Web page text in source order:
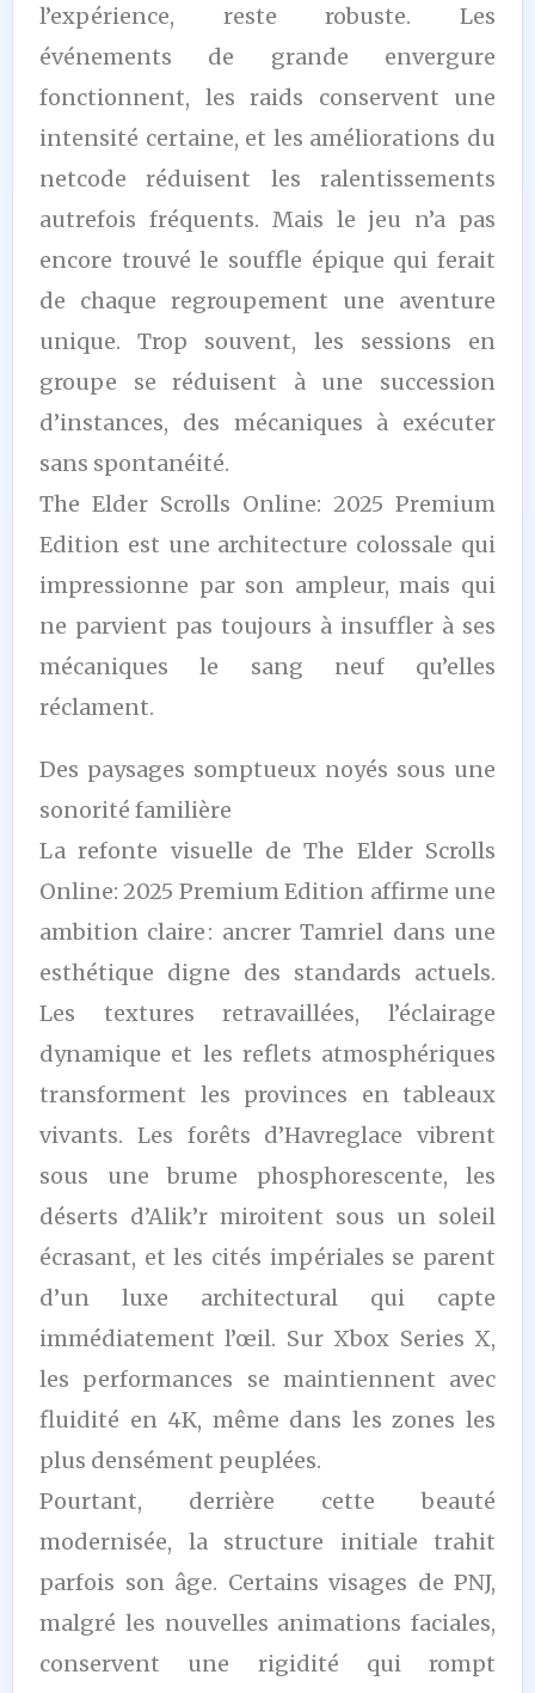
l’expérience, reste robuste. Les
événements de grande envergure
fonctionnent, les raids conservent une
intensité certaine, et les améliorations du
netcode réduisent les ralentissements
autrefois fréquents. Mais le jeu n’a pas
encore trouvé le souffle épique qui ferait
de chaque regroupement une aventure
unique. Trop souvent, les sessions en
groupe se réduisent à une succession
d’instances, des mécaniques à exécuter
sans spontanéité.
The Elder Scrolls Online: 2025 Premium
Edition est une architecture colossale qui
impressionne par son ampleur, mais qui
ne parvient pas toujours à insuffler à ses
mécaniques le sang neuf qu’elles
réclament.
Des paysages somptueux noyés sous une
sonorité familière
La refonte visuelle de The Elder Scrolls
Online: 2025 Premium Edition affirme une
ambition claire : ancrer Tamriel dans une
esthétique digne des standards actuels.
Les textures retravaillées, l’éclairage
dynamique et les reflets atmosphériques
transforment les provinces en tableaux
vivants. Les forêts d’Havreglace vibrent
sous une brume phosphorescente, les
déserts d’Alik’r miroitent sous un soleil
écrasant, et les cités impériales se parent
d’un luxe architectural qui capte
immédiatement l’œil. Sur Xbox Series X,
les performances se maintiennent avec
fluidité en 4K, même dans les zones les
plus densément peuplées.
Pourtant, derrière cette beauté
modernisée, la structure initiale trahit
parfois son âge. Certains visages de PNJ,
malgré les nouvelles animations faciales,
conservent une rigidité qui rompt